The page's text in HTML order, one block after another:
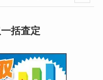
(249)
(16) (118)
(27)
括査定